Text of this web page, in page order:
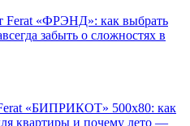
Ferat «ФРЭНД»: как выбрать
забыть о сложностях в
«БИПРИКОТ» 500x80: как
квартиры и почему лето —